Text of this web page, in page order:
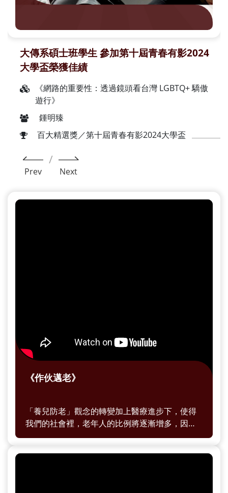
大傳系碩士班學生 參加第十屆青春有影2024
大學盃榮獲佳績
《網路的重要性：透過鏡頭看台灣 LGBTQ+ 驕傲
遊行》
鍾明臻
百大精選獎／第十屆青春有影2024大學盃
《作伙邁老》
「養兒防老」觀念的轉變加上醫療進步下，使得
我們的社會裡，老年人的比例將逐漸增多，因此
衍生出「青銀共創」的概念，此概念的範疇多